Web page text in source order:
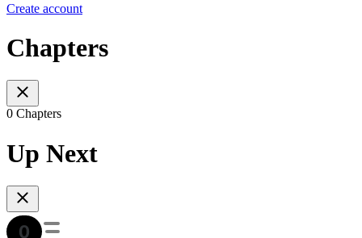
Create account
Chapters
0 Chapters
Up Next